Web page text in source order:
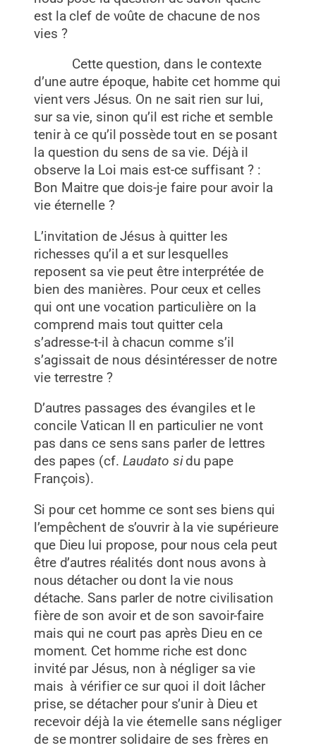
est la clef de voûte de chacune de nos
vies ?
Cette question, dans le contexte
d’une autre époque, habite cet homme qui
vient vers Jésus. On ne sait rien sur lui,
sur sa vie, sinon qu’il est riche et semble
tenir à ce qu’il possède tout en se posant
la question du sens de sa vie. Déjà il
observe la Loi mais est-ce suffisant ? :
Bon Maitre que dois-je faire pour avoir la
vie éternelle ?
L’invitation de Jésus à quitter les
richesses qu’il a et sur lesquelles
reposent sa vie peut être interprétée de
bien des manières. Pour ceux et celles
qui ont une vocation particulière on la
comprend mais tout quitter cela
s’adresse-t-il à chacun comme s’il
s’agissait de nous désintéresser de notre
vie terrestre ?
D’autres passages des évangiles et le
concile Vatican II en particulier ne vont
pas dans ce sens sans parler de lettres
des papes (cf. Laudato sidu pape
François).
Si pour cet homme ce sont ses biens qui
l’empêchent de s’ouvrir à la vie supérieure
que Dieu lui propose, pour nous cela peut
être d’autres réalités dont nous avons à
nous détacher ou dont la vie nous
détache. Sans parler de notre civilisation
fière de son avoir et de son savoir-faire
mais qui ne court pas après Dieu en ce
moment. Cet homme riche est donc
invité par Jésus, non à négliger sa vie
mais à vérifier ce sur quoi il doit lâcher
prise, se détacher pour s’unir à Dieu et
recevoir déjà la vie éternelle sans négliger
de se montrer solidaire de ses frères en